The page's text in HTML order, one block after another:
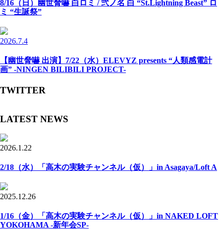
8/16（日）幽世脅嚇 白ロミ / 弐ノ名 白 “St.Lightning Beast” ロ
ミ “生誕祭”
2026.7.4
【幽世脅嚇 出演】7/22（水）ELEVYZ presents “人類感電計
画” -NINGEN BILIBILI PROJECT-
TWITTER
LATEST NEWS
2026.1.22
2/18（水）「高木の実験チャンネル（仮）」in Asagaya/Loft A
2025.12.26
1/16（金）「高木の実験チャンネル（仮）」in NAKED LOFT
YOKOHAMA -新年会SP-